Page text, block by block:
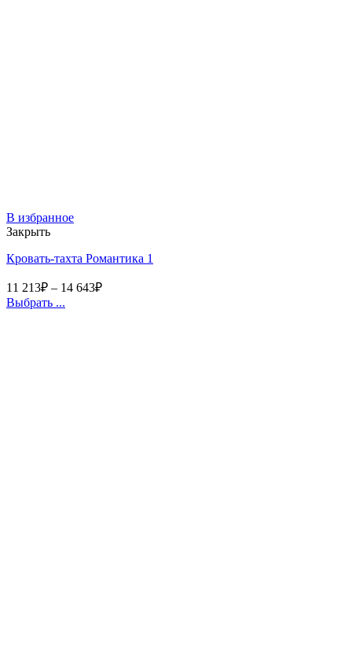
В избранное
Закрыть
Кровать-тахта Романтика 1
11 213₽ – 14 643₽
Выбрать ...